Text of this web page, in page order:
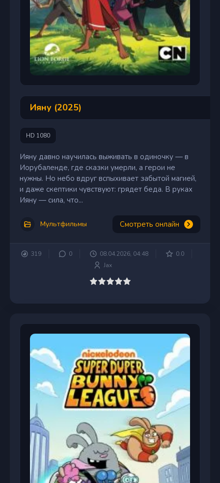
Ияну (2025)
HD 1080
Ияну давно научилась выживать в одиночку — в
Иорубаленде, где сказки умерли, а герои не
нужны. Но небо вдруг вспыхивает забытой магией,
и даже скептики чувствуют: грядет беда. В руках
Ияну — сила, что...
Мультфильмы Смотреть онлайн
319 0 08.04.2026, 04:48
0.0
Jax